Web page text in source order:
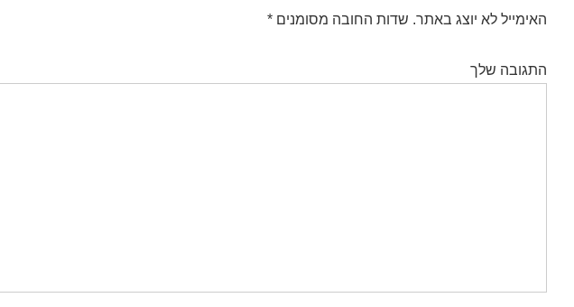
האימייל לא יוצג באתר. שדות החובה מסומנים *
התגובה שלך